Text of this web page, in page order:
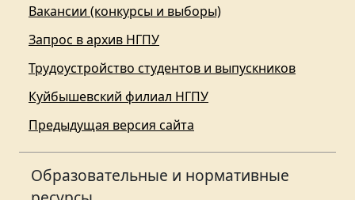
Вакансии (конкурсы и выборы)
Запрос в архив НГПУ
Трудоустройство студентов и выпускников
Куйбышевский филиал НГПУ
Предыдущая версия сайта
Образовательные и нормативные